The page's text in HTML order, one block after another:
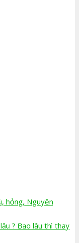
hỏng, Nguyên
? Bao lâu thì thay